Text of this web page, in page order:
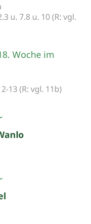
u. 7.8 u. 10 (R: vgl.
Woche im
13 (R: vgl. 11b)